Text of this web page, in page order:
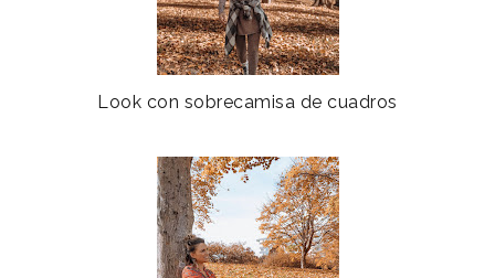
Look con sobrecamisa de cuadros